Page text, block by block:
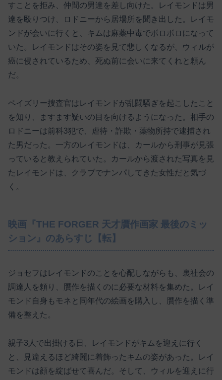
すことを拒み、仲間の男達を差し向けた。レイモンドは男
達を殴りつけ、ロドニーから居場所を聞き出した。レイモ
ンドが会いに行くと、キムは麻薬中毒でボロボロになって
いた。レイモンドはその姿を見て悲しくなるが、ウィルが
癌に侵されているため、死ぬ前に会いに来てくれと頼ん
だ。
ペイズリー捜査官はレイモンドが乱闘騒ぎを起こしたこと
を知り、ますます疑いの目を向けるようになった。相手の
ロドニーは前科3犯で、虐待・詐欺・薬物所持で逮捕され
た男だった。一方のレイモンドは、カールから刑事が見張
っていると教えられていた。カールから渡された写真を見
たレイモンドは、クラブでナンパしてきた女性だと気づ
く。
映画『THE FORGER 天才贋作画家 最後のミッ
ション』のあらすじ【転】
ジョセフはレイモンドのことを心配しながらも、裏社会の
調達人を頼り、贋作を描くのに必要な材料を集めた。レイ
モンド自身もモネと同年代の絵画を購入し、贋作を描く準
備を整えた。
親子3人で出掛ける日、レイモンドがキムを迎えに行く
と、見違えるほど綺麗に着飾ったキムの姿があった。レイ
モンドは顔を綻ばせて喜んだ。そして、ウィルを迎えに行